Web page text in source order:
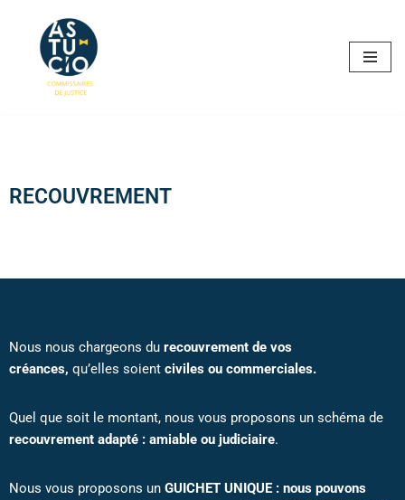
Aller
contenu
RECOUVREMENT
Nous nous chargeons du recouvrement de vos
créances, qu’elles soient civiles ou commerciales.
Quel que soit le montant, nous vous proposons un schéma de
recouvrement adapté : amiable ou judiciaire.
Nous vous proposons un GUICHET UNIQUE : nous pouvons